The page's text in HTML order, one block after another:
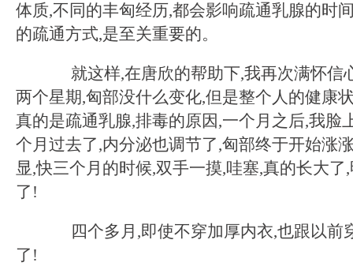
体质,不同的丰匈经历,都会影响疏通乳腺的时
的疏通方式,是至关重要的。
就这样,在唐欣的帮助下,我再次满怀信
两个星期,匈部没什么变化,但是整个人的健康
真的是疏通乳腺,排毒的原因,一个月之后,我脸
个月过去了,内分泌也调节了,匈部终于开始涨
显,快三个月的时候,双手一摸,哇塞,真的长大
了!
四个多月,即使不穿加厚内衣,也跟以前
了!